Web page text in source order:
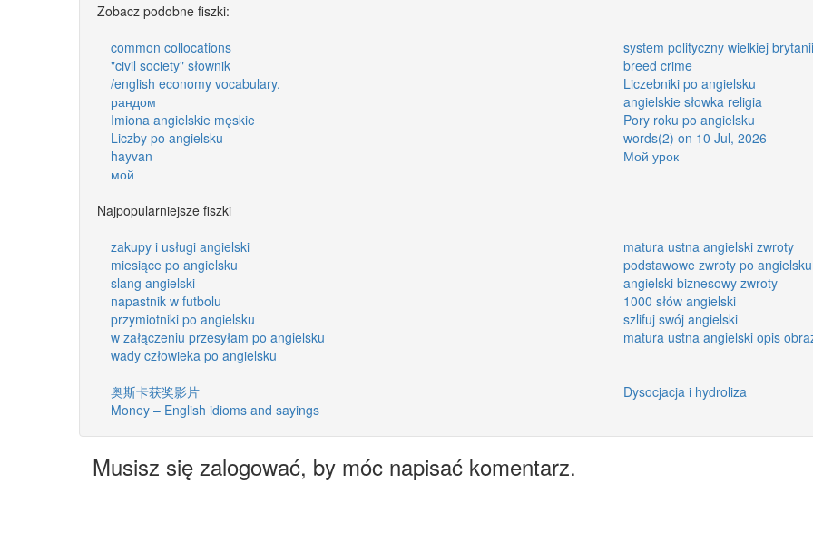
Zobacz podobne fiszki:
common collocations
system polityczny wielkiej brytanii
"civil society" słownik
breed crime
/english economy vocabulary.
Liczebniki po angielsku
рандом
angielskie słowka religia
Imiona angielskie męskie
Pory roku po angielsku
Liczby po angielsku
words(2) on 10 Jul, 2026
hayvan
Мой урок
мой
Najpopularniejsze fiszki
zakupy i usługi angielski
matura ustna angielski zwroty
miesiące po angielsku
podstawowe zwroty po angielsku
slang angielski
angielski biznesowy zwroty
napastnik w futbolu
1000 słów angielski
przymiotniki po angielsku
szlifuj swój angielski
w załączeniu przesyłam po angielsku
matura ustna angielski opis
wady człowieka po angielsku
奥斯卡获奖影片
Dysocjacja i hydroliza
Money – English idioms and sayings
Musisz się zalogować, by móc napisać komentarz.